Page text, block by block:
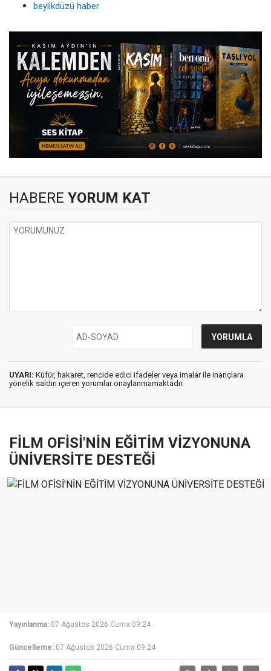
beylikdüzü haber
HABERE YORUM KAT
UYARI: Küfür, hakaret, rencide edici ifadeler veya imalar ile inançlara
yönelik saldırı içeren yorumlar onaylanmamaktadır.
FİLM OFİSİ'NİN EĞİTİM VİZYONUNA
ÜNİVERSİTE DESTEĞİ
Yayınlanma: 07 Ağustos 2026 Cuma 09:24
Güncelleme: 07 Ağustos 2026 Cuma 09:24